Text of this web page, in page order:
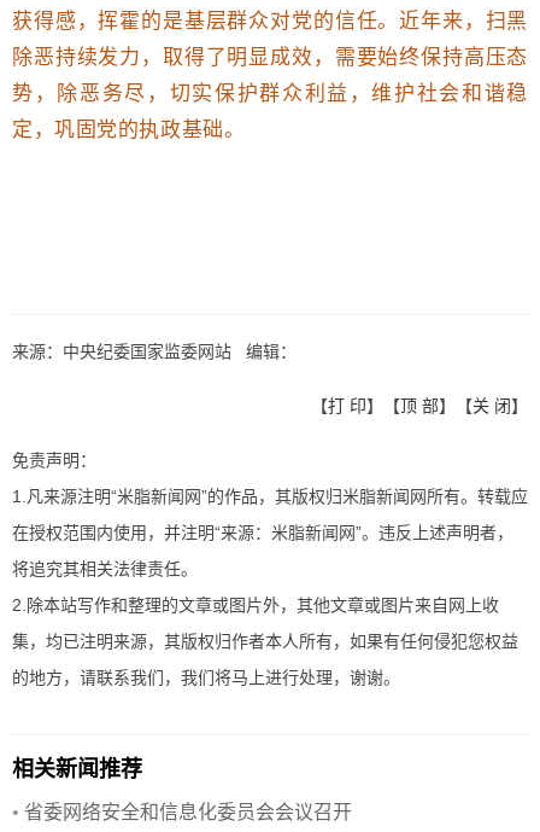
获得感，挥霍的是基层群众对党的信任。近年来，扫黑
除恶持续发力，取得了明显成效，需要始终保持高压态
势，除恶务尽，切实保护群众利益，维护社会和谐稳
定，巩固党的执政基础。
来源：中央纪委国家监委网站 编辑：
【打 印】【顶 部】【关 闭】
免责声明：
1.凡来源注明“米脂新闻网”的作品，其版权归米脂新闻网所有。转载应
在授权范围内使用，并注明“来源：米脂新闻网”。违反上述声明者，
将追究其相关法律责任。
2.除本站写作和整理的文章或图片外，其他文章或图片来自网上收
集，均已注明来源，其版权归作者本人所有，如果有任何侵犯您权益
的地方，请联系我们，我们将马上进行处理，谢谢。
相关新闻推荐
• 省委网络安全和信息化委员会会议召开